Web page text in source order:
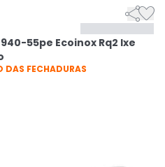
SE

55pe Ecoinox Rq2 Ixe
DAS FECHADURAS